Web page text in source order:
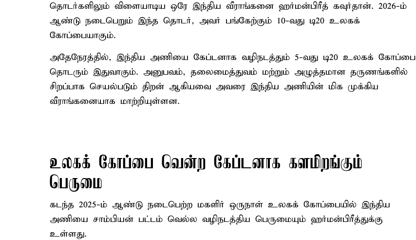
தொடர்களிலும் விளையாடிய ஒரே இந்திய வீராங்கனை ஹர்மன்பிரீத் கவுர்தான். 2026-ம்
ஆண்டு நடைபெறும் இந்த தொடர், அவர் பங்கேற்கும் 10-வது டி20 உலகக்
கோப்பையாகும்.
அதேநேரத்தில், இந்திய அணியை கேப்டனாக வழிநடத்தும் 5-வது டி20 உலகக் கோப்பை
தொடரும் இதுவாகும். அனுபவம், தலைமைத்துவம் மற்றும் அழுத்தமான தருணங்களில்
சிறப்பாக செயல்படும் திறன் ஆகியவை அவரை இந்திய அணியின் மிக முக்கிய
வீராங்கனையாக மாற்றியுள்ளன.
உலகக் கோப்பை வென்ற கேப்டனாக களமிறங்கும்
பெருமை
கடந்த 2025-ம் ஆண்டு நடைபெற்ற மகளிர் ஒருநாள் உலகக் கோப்பையில் இந்திய
அணியை சாம்பியன் பட்டம் வெல்ல வழிநடத்திய பெருமையும் ஹர்மன்பிரீத்துக்கு
உள்ளது.